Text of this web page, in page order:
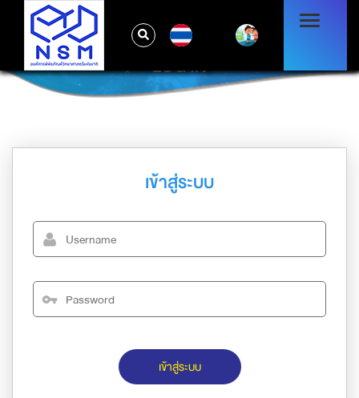
LOG IN
เข้าสู่ระบบ
เข้าสู่ระบบ